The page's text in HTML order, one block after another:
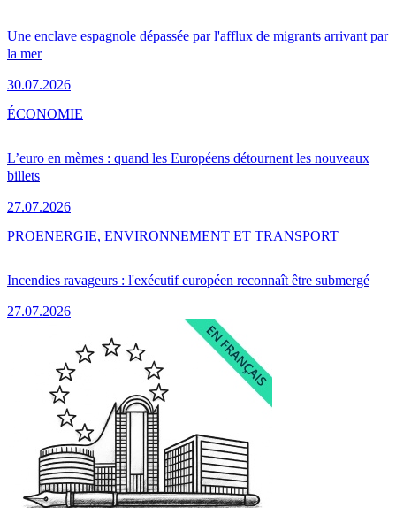
Une enclave espagnole dépassée par l'afflux de migrants arrivant par
la mer
30.07.2026
L’euro en mèmes : quand les Européens détournent les nouveaux
billets
27.07.2026
ÉCONOMIE
Incendies ravageurs : l'exécutif européen reconnaît être submergé
27.07.2026
PROENERGIE, ENVIRONNEMENT ET TRANSPORT